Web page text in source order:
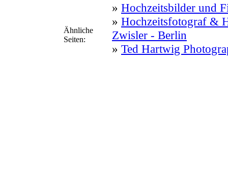
Ähnliche
Seiten:
» Hochzeitsbilder und
» Hochzeitsfotograf &
Zwisler - Berlin
» Ted Hartwig